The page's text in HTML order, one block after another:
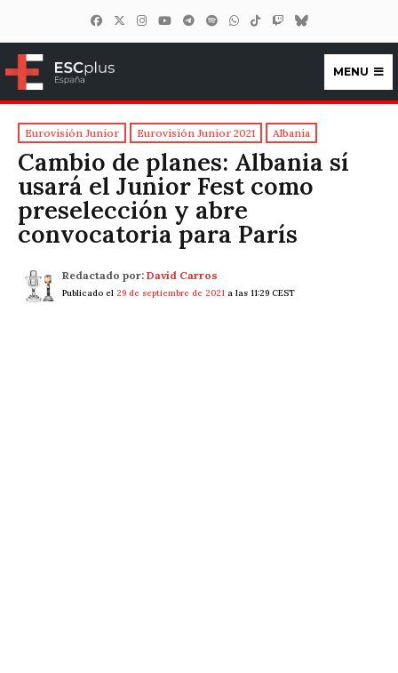
ESCplus España
MENU
Eurovisión Junior Eurovisión Junior 2021 Albania
Cambio de planes: Albania sí
usará el Junior Fest como
preselección y abre
convocatoria para París
Redactado por: David Carros
Publicado el 29 de septiembre de 2021 a las 11:29 CEST